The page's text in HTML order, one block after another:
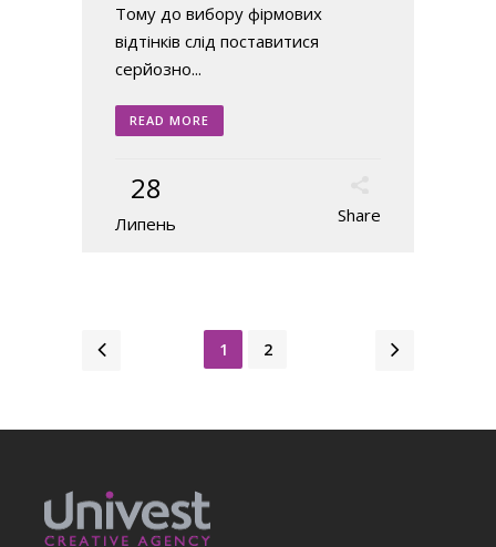
Тому до вибору фірмових
відтінків слід поставитися
серйозно...
READ MORE
28
Липень Share
1 2